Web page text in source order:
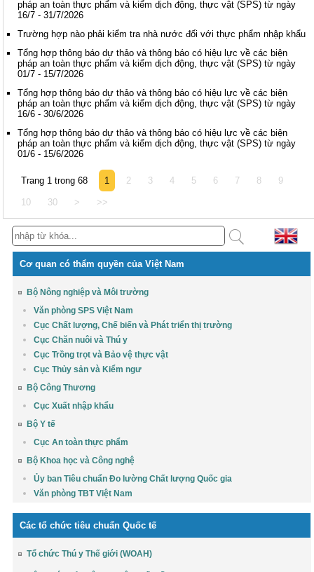
pháp an toàn thực phẩm và kiểm dịch động, thực vật (SPS) từ ngày
16/7 - 31/7/2026
Trường hợp nào phải kiểm tra nhà nước đối với thực phẩm nhập khẩu
Tổng hợp thông báo dự thảo và thông báo có hiệu lực về các biện
pháp an toàn thực phẩm và kiểm dịch động, thực vật (SPS) từ ngày
01/7 - 15/7/2026
Tổng hợp thông báo dự thảo và thông báo có hiệu lực về các biện
pháp an toàn thực phẩm và kiểm dịch động, thực vật (SPS) từ ngày
16/6 - 30/6/2026
Tổng hợp thông báo dự thảo và thông báo có hiệu lực về các biện
pháp an toàn thực phẩm và kiểm dịch động, thực vật (SPS) từ ngày
01/6 - 15/6/2026
Trang 1 trong 68 1 2 3 4 5 6 7 8 9
10 30 > >>
Cơ quan có thẩm quyền của Việt Nam
Bộ Nông nghiệp và Môi trường
Văn phòng SPS Việt Nam
Cục Chất lượng, Chế biến và Phát triển thị trường
Cục Chăn nuôi và Thú y
Cục Trồng trọt và Bảo vệ thực vật
Cục Thủy sản và Kiểm ngư
Bộ Công Thương
Cục Xuất nhập khẩu
Bộ Y tế
Cục An toàn thực phẩm
Bộ Khoa học và Công nghệ
Ủy ban Tiêu chuẩn Đo lường Chất lượng Quốc gia
Văn phòng TBT Việt Nam
Các tổ chức tiêu chuẩn Quốc tế
Tổ chức Thú y Thế giới (WOAH)